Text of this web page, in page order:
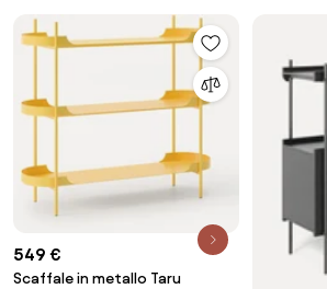
549 €
Scaffale in metallo Taru